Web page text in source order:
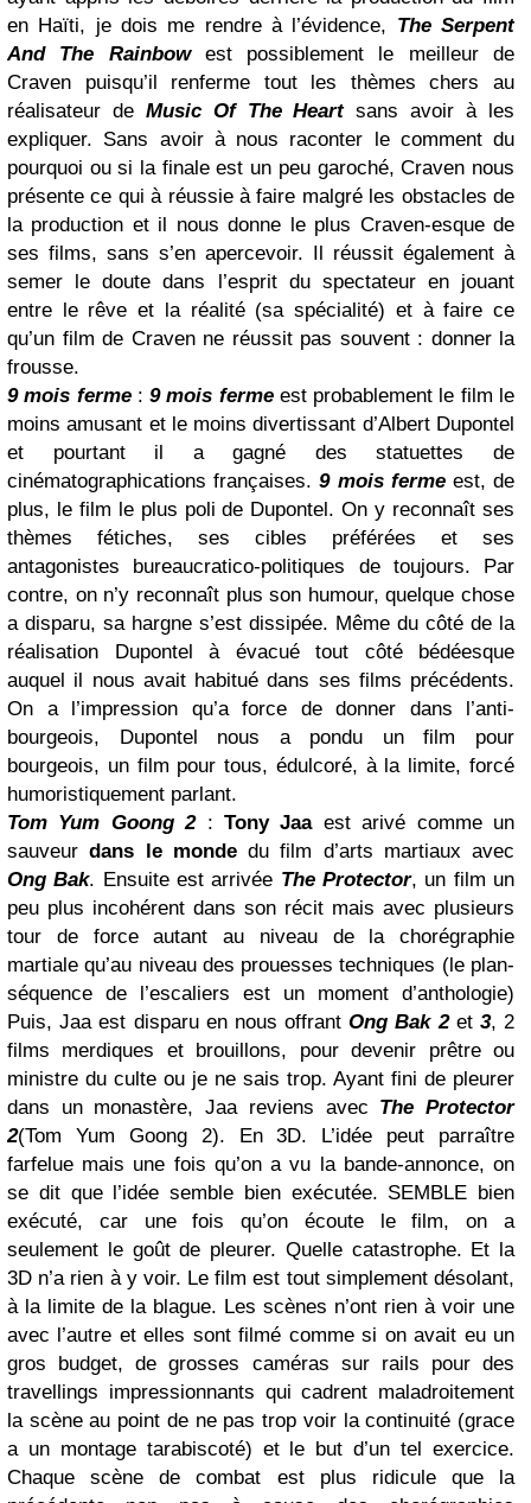
en Haïti, je dois me rendre à l’évidence, The Serpent
And The Rainbowest possiblement le meilleur de
Craven puisqu’il renferme tout les thèmes chers au
réalisateur de Music Of The Heartsans avoir à les
expliquer. Sans avoir à nous raconter le comment du
pourquoi ou si la finale est un peu garoché, Craven nous
présente ce qui à réussie à faire malgré les obstacles de
la production et il nous donne le plus Craven-esque de
ses films, sans s’en apercevoir. Il réussit également à
semer le doute dans l’esprit du spectateur en jouant
entre le rêve et la réalité (sa spécialité) et à faire ce
qu’un film de Craven ne réussit pas souvent : donner la
frousse.
9 mois ferme:9 mois fermeest probablement le film le
moins amusant et le moins divertissant d’Albert Dupontel
et pourtant il a gagné des statuettes de
cinématographications françaises.9 mois fermeest, de
plus, le film le plus poli de Dupontel. On y reconnaît ses
thèmes fétiches, ses cibles préférées et ses
antagonistes bureaucratico-politiques de toujours. Par
contre, on n’y reconnaît plus son humour, quelque chose
a disparu, sa hargne s’est dissipée. Même du côté de la
réalisation Dupontel à évacué tout côté bédéesque
auquel il nous avait habitué dans ses films précédents.
On a l’impression qu’a force de donner dans l’anti-
bourgeois, Dupontel nous a pondu un film pour
bourgeois, un film pour tous, édulcoré, à la limite, forcé
humoristiquement parlant.
Tom Yum Goong 2:Tony Jaaest arivé comme un
sauveurdans le mondedu film d’arts martiaux avec
Ong Bak. Ensuite est arrivée The Protector, un film un
peu plus incohérent dans son récit mais avec plusieurs
tour de force autant au niveau de la chorégraphie
martiale qu’au niveau des prouesses techniques (le plan-
séquence de l’escaliers est un moment d’anthologie)
Puis, Jaa est disparu en nous offrantOng Bak 2et 3, 2
films merdiques et brouillons, pour devenir prêtre ou
ministre du culte ou je ne sais trop. Ayant fini de pleurer
dans un monastère, Jaa reviens avec The Protector
2(Tom Yum Goong 2). En 3D. L’idée peut parraître
farfelue mais une fois qu’on a vu la bande-annonce, on
se dit que l’idée semble bien exécutée. SEMBLE bien
exécuté, car une fois qu’on écoute le film, on a
seulement le goût de pleurer. Quelle catastrophe. Et la
3D n’a rien à y voir. Le film est tout simplement désolant,
à la limite de la blague. Les scènes n’ont rien à voir une
avec l’autre et elles sont filmé comme si on avait eu un
gros budget, de grosses caméras sur rails pour des
travellings impressionnants qui cadrent maladroitement
la scène au point de ne pas trop voir la continuité (grace
a un montage tarabiscoté) et le but d’un tel exercice.
Chaque scène de combat est plus ridicule que la